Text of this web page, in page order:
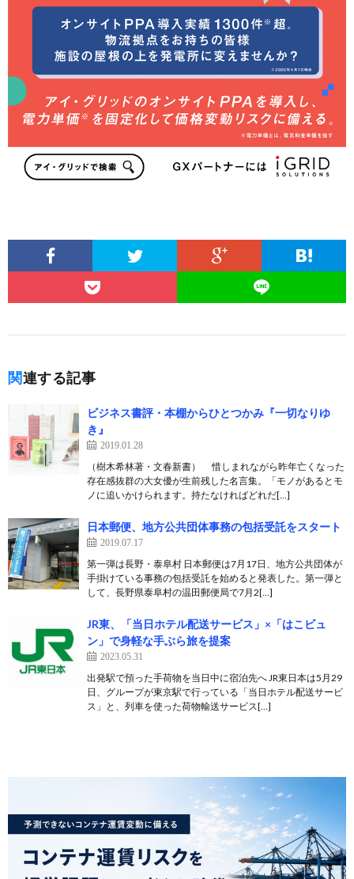
関連する記事
ビジネス書評・本棚からひとつかみ『一切なりゆ
き』
2019.01.28
（樹木希林著・文春新書） 惜しまれながら昨年亡くなった
存在感抜群の大女優が生前残した名言集。「モノがあるとモ
ノに追いかけられます。持たなければどれだ[…]
日本郵便、地方公共団体事務の包括受託をスタート
2019.07.17
第一弾は長野・泰阜村 日本郵便は7月17日、地方公共団体が
手掛けている事務の包括受託を始めると発表した。第一弾と
して、長野県泰阜村の温田郵便局で7月2[…]
JR東、「当日ホテル配送サービス」×「はこビュ
ン」で身軽な手ぶら旅を提案
2023.05.31
出発駅で預った手荷物を当日中に宿泊先へ JR東日本は5月29
日、グループが東京駅で行っている「当日ホテル配送サービ
ス」と、列車を使った荷物輸送サービス[…]